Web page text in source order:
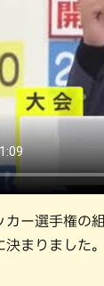
カー選手権の
まりました。